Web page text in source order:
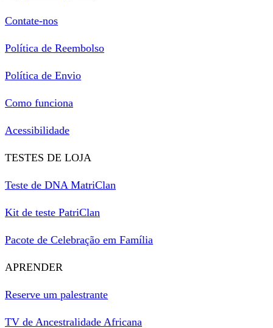
Contate-nos
Política de Reembolso
Política de Envio
Como funciona
Acessibilidade
TESTES DE LOJA
Teste de DNA MatriClan
Kit de teste PatriClan
Pacote de Celebração em Família
APRENDER
Reserve um palestrante
TV de Ancestralidade Africana